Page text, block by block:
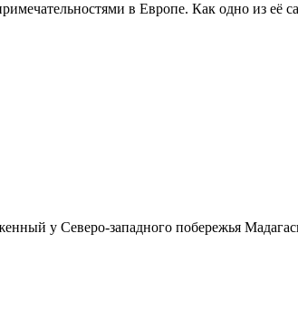
в Европе. Как одно из
у Северо-западного побережья